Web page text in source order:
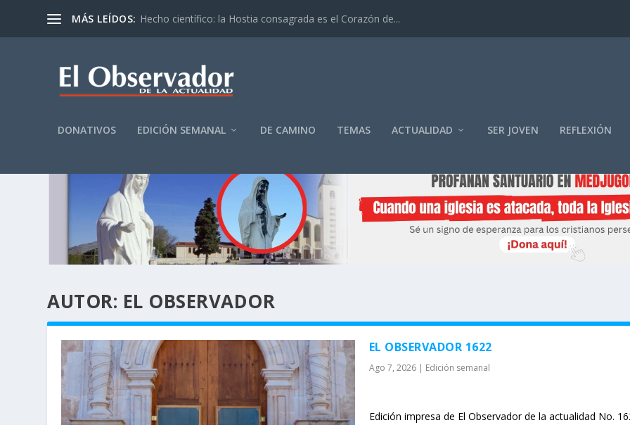
MÁS LEÍDOS: Hecho científico: la Hostia consagrada es el Corazón de...
DONATIVOS EDICIÓN SEMANAL DE CAMINO TEMAS ACTUALIDAD SER JOVEN REFLEXIÓN
AUTOR: EL OBSERVADOR
EL OBSERVADOR 1622
Ago 7, 2026| Edición semanal
Edición impresa de El Observador de la actualidad No.